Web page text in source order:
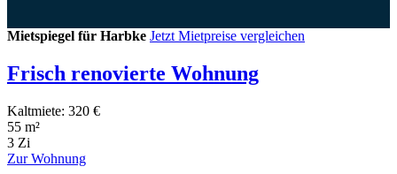
Mietspiegel für Harbke Jetzt Mietpreise vergleichen
Frisch renovierte Wohnung
Kaltmiete: 320 €
55 m²
3 Zi
Zur Wohnung